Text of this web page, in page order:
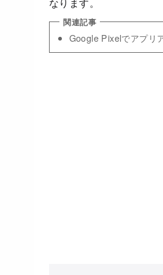
Google Pixelでアプリ